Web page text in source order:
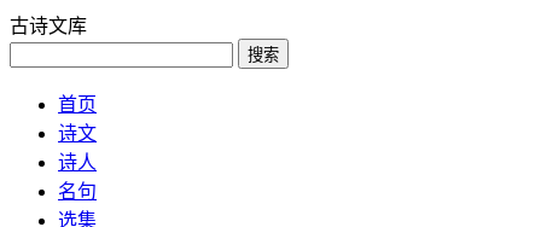
古诗文库
搜索
首页
诗文
诗人
名句
选集